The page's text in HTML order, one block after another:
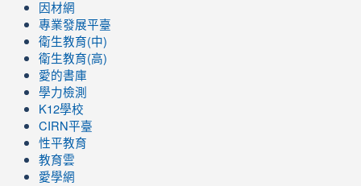
因材網
專業發展平臺
衛生教育(中)
衛生教育(高)
愛的書庫
學力檢測
K12學校
CIRN平臺
性平教育
教育雲
愛學網